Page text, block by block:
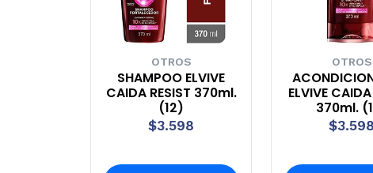
OTROS
SHAMPOO ELVIVE
CAIDA RESIST 370ml.
(12)
$3.598
OTROS
ELVIVE
370ml.
$3.598